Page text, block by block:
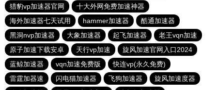
猎豹vp加速器官网
十大外网免费加速神器
海外加速器七天试用
hammer加速器
酷通加速器
黑洞nvp加速器
大象加速器 起飞加速器
老王vqn加速
原子加速下载安卓
天行vp加速
旋风加速官网入口2024
蓝鲸加速器
vqn加速免费版
快连vp(永久免费)
雷霆加器速
闪电猫加速器 飞狗加速器
旋风加速度器